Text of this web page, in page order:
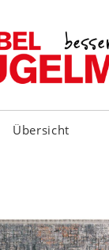
Übersicht